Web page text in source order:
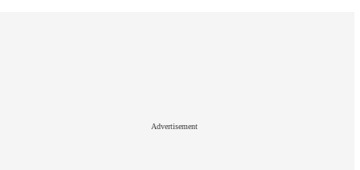
Advertisement